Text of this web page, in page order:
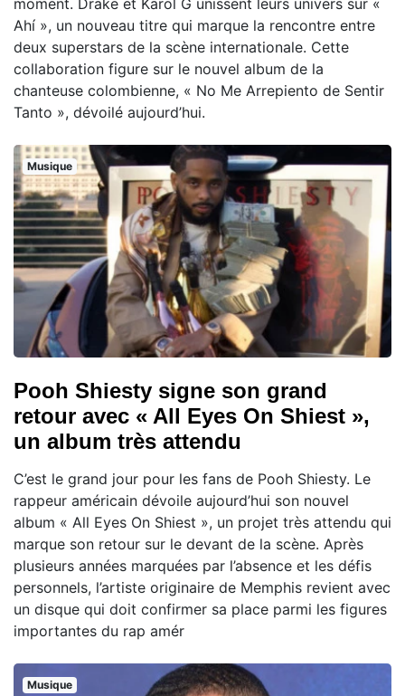
Ahí », un nouveau titre qui marque la rencontre entre
deux superstars de la scène internationale. Cette
collaboration figure sur le nouvel album de la
chanteuse colombienne, « No Me Arrepiento de Sentir
Tanto », dévoilé aujourd’hui.
Musique
Pooh Shiesty signe son grand
retour avec « All Eyes On Shiest »,
un album très attendu
C’est le grand jour pour les fans de Pooh Shiesty. Le
rappeur américain dévoile aujourd’hui son nouvel
album « All Eyes On Shiest », un projet très attendu qui
marque son retour sur le devant de la scène. Après
plusieurs années marquées par l’absence et les défis
personnels, l’artiste originaire de Memphis revient avec
un disque qui doit confirmer sa place parmi les figures
importantes du rap amér
Musique